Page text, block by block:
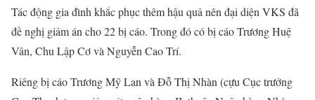
Tác động gia đình khắc phục thêm hậu quả nên đại diện VKS đã
đề nghị giảm án cho 22 bị cáo. Trong đó có bị cáo Trương Huệ
Vân, Chu Lập Cơ và Nguyễn Cao Trí.
Riêng bị cáo Trương Mỹ Lan và Đỗ Thị Nhàn (cựu Cục trưởng